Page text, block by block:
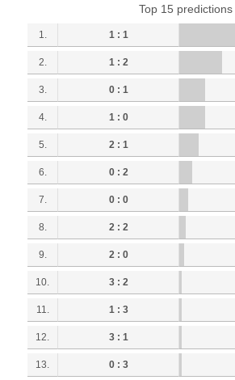
Top 15
1. 1 : 1
2. 1 : 2
3. 0 : 1
4. 1 : 0
5. 2 : 1
6. 0 : 2
7. 0 : 0
8. 2 : 2
9. 2 : 0
10. 3 : 2
11. 1 : 3
12. 3 : 1
13. 0 : 3